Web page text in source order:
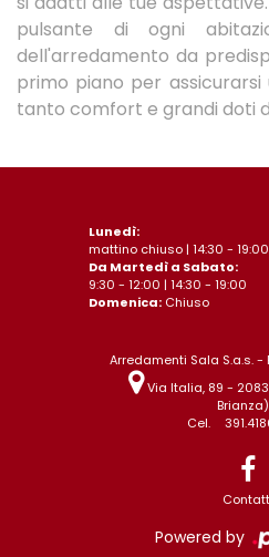
pulsante di ogni
dell'arredamento da
primo piano per assicurarsi
tanto comfort e grandi doti
Lunedì:
mattino chiuso | 14:30 - 19:00
Da Martedì a Sabato:
9:30 - 12:00 | 14:30 - 19:00
Domenica: Chiuso
Arredamenti Sala S.a.s. -
Via Italia, 89 -
Brianza)
Cel.
Powered by